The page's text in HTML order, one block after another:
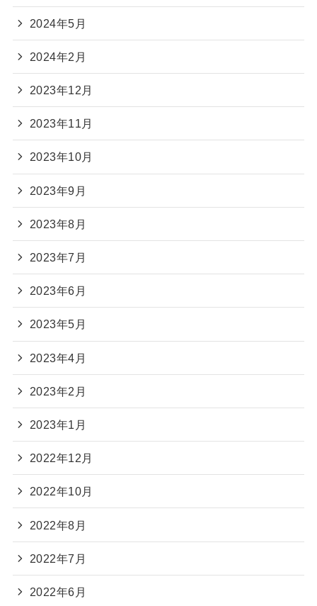
2024年5月
2024年2月
2023年12月
2023年11月
2023年10月
2023年9月
2023年8月
2023年7月
2023年6月
2023年5月
2023年4月
2023年2月
2023年1月
2022年12月
2022年10月
2022年8月
2022年7月
2022年6月